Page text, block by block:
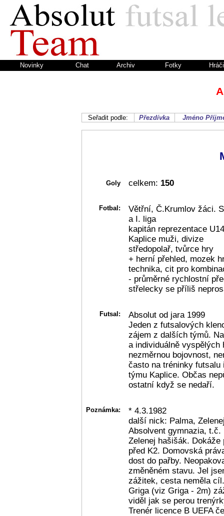
Novinky Chat Archiv Fotky Hráči
Seřadit podle: Přezdívka Jméno
Goly celkem: 150
Fotbal:
Větřní, Č.Krumlov žáci.
a I. liga
kapitán reprezentace
Kaplice muži, divize
středopolař, tvůrce hry
+ herní přehled, mozek
technika, cit pro
- průměrné rychlostní
střelecky se příliš
Futsal:
Absolut od jara 1999
Jeden z futsalových
zájem z dalších týmů.
a individuálně vyspělých
nezměrnou bojovnost,
často na tréninky
týmu Kaplice. Občas
ostatní když se nedaří.
Poznámka:
* 4.3.1982
další nick: Palma,
Absolvent gymnazia,
Zelenej hašišák.
před K2. Domovská
dost do pařby.
změněném stavu. Jel
zážitek, cesta neměla
Griga (viz Griga - 2m)
viděl jak se perou
Trenér licence B UEFA